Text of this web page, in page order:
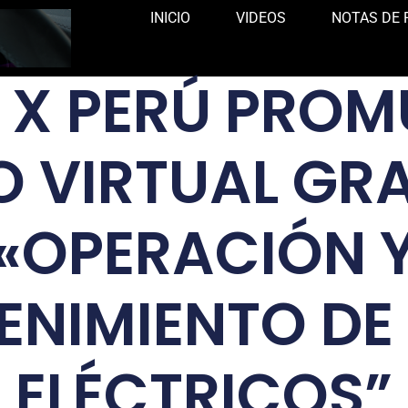
INICIO VIDEOS NOTAS DE
X PERÚ
VIRTUAL
DE